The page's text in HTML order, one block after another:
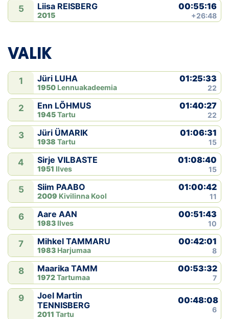
5 Liisa REISBERG
2015
00:55:16
+26:48
VALIK
1 Jüri LUHA
1950 Lennuakadeemia
01:25:33
22
2 Enn LÕHMUS
1945Tartu
01:40:27
22
3 Jüri ÜMARIK
1938 Tartu
01:06:31
15
4 Sirje VILBASTE
1951 Ilves
01:08:40
15
5 Siim PAABO
2009 Kivilinna Kool
01:00:42
11
6 Aare AAN
1983 Ilves
00:51:43
10
7 Mihkel TAMMARU
1983 Harjumaa
00:42:01
8
8 Maarika TAMM
1972Tartumaa
00:53:32
7
9
Joel Martin
TENNISBERG
2011 Tartu
00:48:08
6